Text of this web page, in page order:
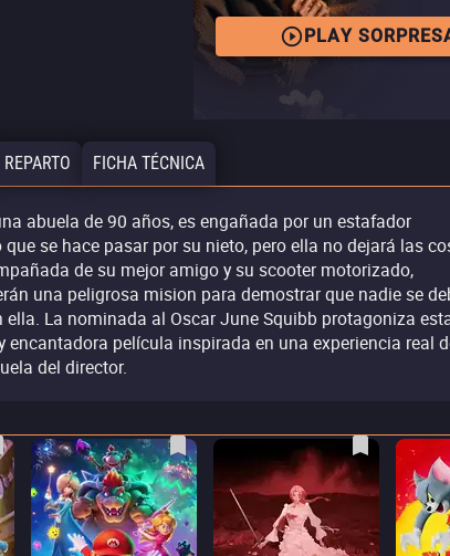
PLAY
REPARTO FICHA TÉCNICA
abuela de 90 años, es engañada por un estafador
se hace pasar por su nieto, pero ella no dejará las
de su mejor amigo y su scooter motorizado,
una peligrosa mision para demostrar que nadie se
ella. La nominada al Oscar June Squibb protagoniza
encantadora película inspirada en una experiencia real
del director.